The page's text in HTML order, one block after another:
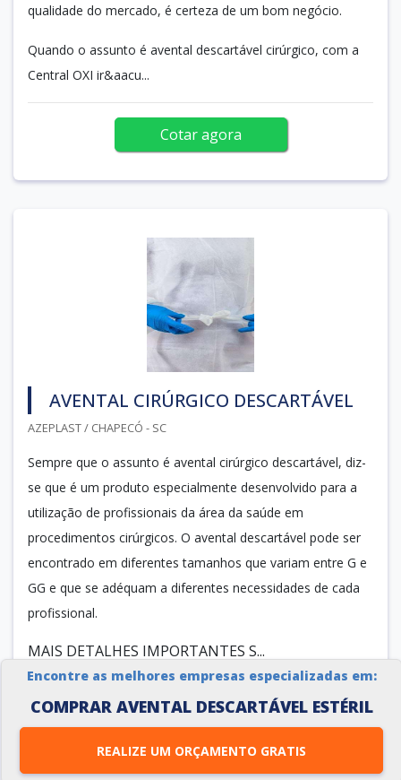
Encontre as melhores empresas especializadas em:
COMPRAR AVENTAL DESCARTÁVEL ESTÉRIL
REALIZE UM ORÇAMENTO GRATIS
qualidade do mercado, é certeza de um bom negócio.
Quando o assunto é avental descartável cirúrgico, com a
Central OXI ir&aacu...
Cotar agora
AVENTAL CIRÚRGICO DESCARTÁVEL
AZEPLAST / CHAPECÓ - SC
Sempre que o assunto é avental cirúrgico descartável, diz-
se que é um produto especialmente desenvolvido para a
utilização de profissionais da área da saúde em
procedimentos cirúrgicos. O avental descartável pode ser
encontrado em diferentes tamanhos que variam entre G e
GG e que se adéquam a diferentes necessidades de cada
profissional.
MAIS DETALHES IMPORTANTES S...
Cotar agora